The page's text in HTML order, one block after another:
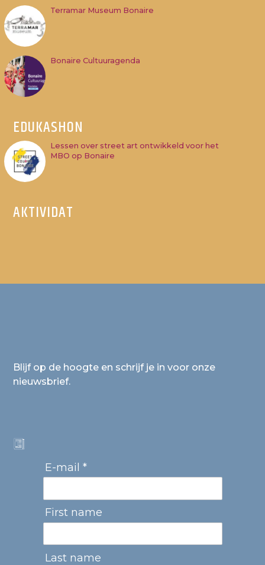
Terramar Museum Bonaire
Bonaire Cultuuragenda
EDUKASHON
Lessen over street art ontwikkeld voor het
MBO op Bonaire
AKTIVIDAT
Blijf op de hoogte en schrijf je in voor onze
nieuwsbrief.
E-mail *
First name
Last name